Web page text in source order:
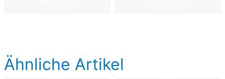
Ähnliche Artikel